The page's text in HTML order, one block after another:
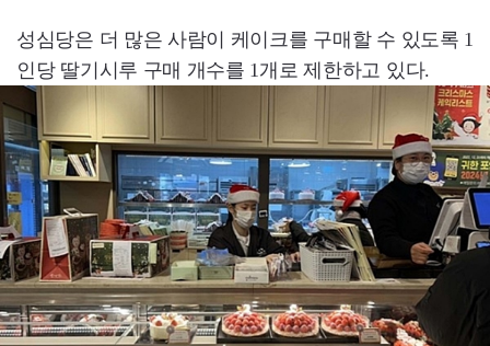
성심당은 더 많은 사람이 케이크를 구매할 수 있도록 1
인당 딸기시루 구매 개수를 1개로 제한하고 있다.